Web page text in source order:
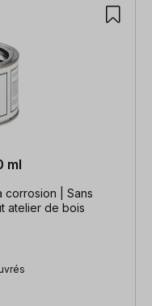
ml
corrosion | Sans
atelier de bois